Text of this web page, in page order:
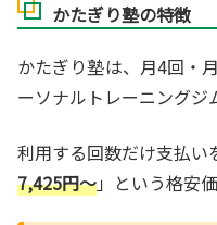
かたぎり塾の特徴
かたぎり塾は、月4回・
ーソナルトレーニングジ
利用する回数だけ支払い
7,425円～」という格安